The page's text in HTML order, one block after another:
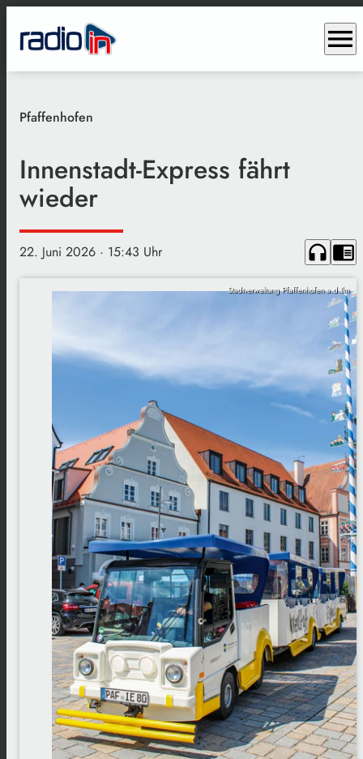
menu
Pfaffenhofen
Innenstadt-Express fährt
wieder
22. Juni 2026 · 15:43 Uhr headphones chrome_reader_mode
Stadtverwaltung Pfaffenhofen a.d.Ilm